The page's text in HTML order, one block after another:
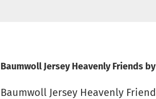
Baumwoll Jersey Heavenly Friends
Baumwoll Jersey Heavenly